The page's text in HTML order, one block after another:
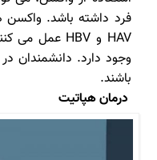
فرد داشته باشد. واکسن
باشند.
درمان هپاتیت